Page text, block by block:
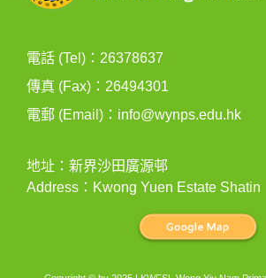
電話 (Tel)：26378637
傳真 (Fax)：26494301
電郵 (Email)： info@wynps.edu.hk
地址：新界沙田廣源邨
Address：Kwong Yuen Estate Shatin